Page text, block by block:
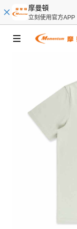
摩曼頓
立刻使用官方APP